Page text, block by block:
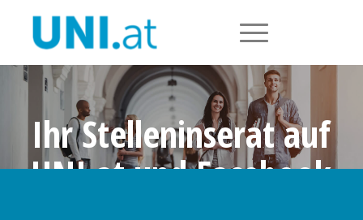
Ihr Stelleninserat auf
UNI.at und Facebook